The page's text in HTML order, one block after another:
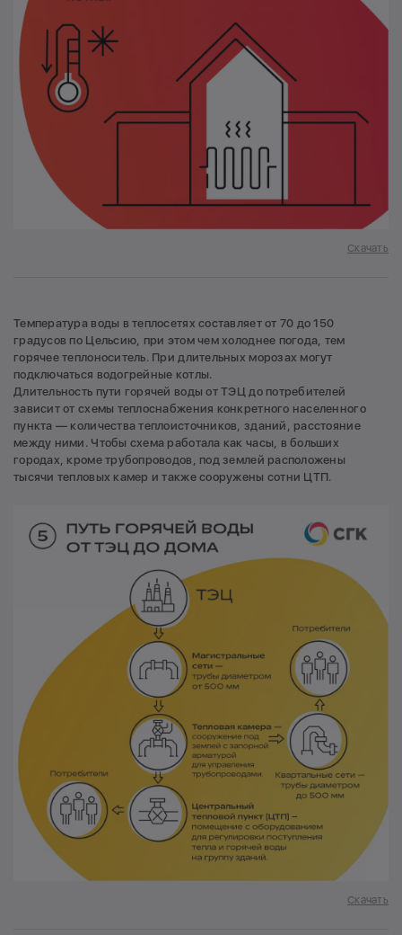
Скачать
Температура воды в теплосетях составляет от 70 до 150
градусов по Цельсию, при этом чем холоднее погода, тем
горячее теплоноситель. При длительных морозах могут
подключаться водогрейные котлы.
Длительность пути горячей воды от ТЭЦ до потребителей
зависит от схемы теплоснабжения конкретного населенного
пункта — количества теплоисточников, зданий, расстояние
между ними. Чтобы схема работала как часы, в больших
городах, кроме трубопроводов, под землей расположены
тысячи тепловых камер и также сооружены сотни ЦТП.
Скачать